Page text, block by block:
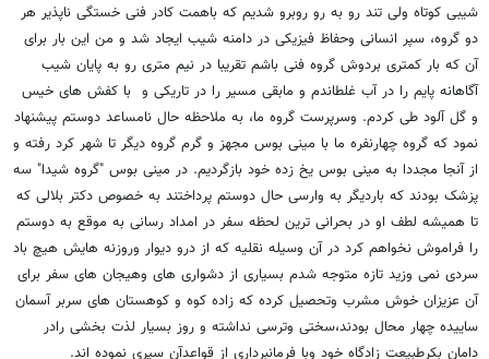
شیبی کوتاه ولی تند رو به رو روبرو شدیم که باهمت کادر فنی خستگی ناپذیر هر
دو گروه، سپر انسانی وحفاظ فیزیکی در دامنه شیب ایجاد شد و من این بار برای
آن که بار کمتری بردوش گروه فنی باشم تقریبا در نیم متری رو به پایان شیب
آگاهانه پایم را در آب غلطاندم و مابقی مسیر را در تاریکی و با کفش های خیس
و گل آلود طی کردم. وسرپرست گروه ما، به ملاحظه حال نامساعد دوستم پیشنهاد
نمود که گروه چهارنفره ما با مینی بوس مجهز و گرم گروه دیگر تا شهر کرد رفته و
از آنجا مجددا به مینی بوس یخ زده خود بازگردیم. در مینی بوس "گروه شیدا" سه
پزشک بودند که باردیگر به وارسی حال دوستم پرداختند به خصوص دکتر بلالی که
تا همیشه لطف او در بحرانی ترین لحظه سفر در امداد رسانی به موقع به دوستم
را فراموش نخواهم کرد در آن وسیله نقلیه که از درو دیوار وروزنه هایش هیچ باد
سردی نمی وزید تازه متوجه شدم بسیاری از دشواری های وهیجان های سفر برای
آن عزیزان خوش مشرب وتحصیل کرده که زاده کوه و کوهستان های سربر آسمان
ساییده چهار محال بودند،سختی وترسی نداشته و روز بسیار لذت بخشی رادر
دامان بکرطبیعت زادگاه خود وبا فرمانبرداری از قواعدآن سپری نموده اند.